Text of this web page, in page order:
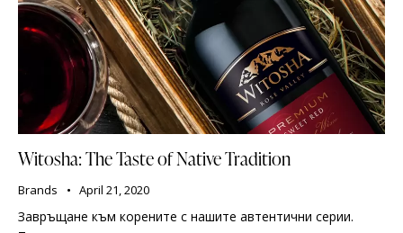
Witosha: The Taste of Native Tradition
Brands April 21, 2020
Завръщане към корените с нашите автентични серии.